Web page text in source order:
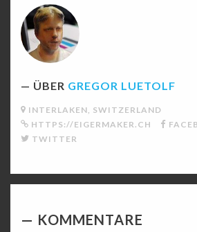
ÜBER GREGOR LUETOLF
INTERLAKEN, SWITZERLAND
HTTPS://EIGERMAKER.CH
TWITTER
KOMMENTARE